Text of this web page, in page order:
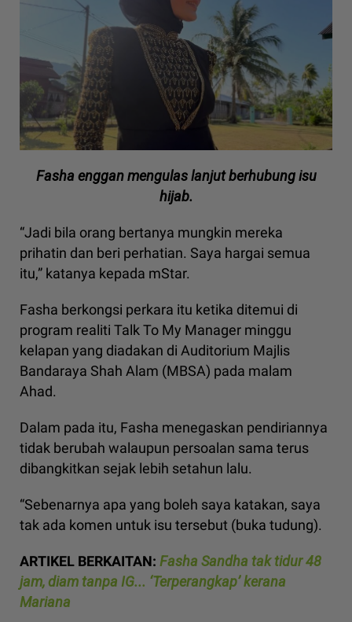
Fasha enggan mengulas lanjut berhubung isu
hijab.
“Jadi bila orang bertanya mungkin mereka
prihatin dan beri perhatian. Saya hargai semua
itu,” katanya kepada mStar.
Fasha berkongsi perkara itu ketika ditemui di
program realiti Talk To My Manager minggu
kelapan yang diadakan di Auditorium Majlis
Bandaraya Shah Alam (MBSA) pada malam
Ahad.
Dalam pada itu, Fasha menegaskan pendiriannya
tidak berubah walaupun persoalan sama terus
dibangkitkan sejak lebih setahun lalu.
“Sebenarnya apa yang boleh saya katakan, saya
tak ada komen untuk isu tersebut (buka tudung).
ARTIKEL BERKAITAN: Fasha Sandha tak tidur 48
jam, diam tanpa IG... ‘Terperangkap’ kerana
Mariana